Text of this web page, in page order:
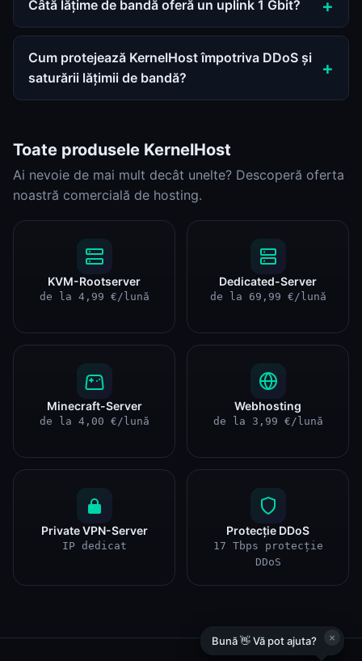
Câtă lățime de bandă oferă un uplink 1 Gbit?
Cum protejează KernelHost împotriva DDoS și
saturării lățimii de bandă?
Toate produsele KernelHost
Ai nevoie de mai mult decât unelte? Descoperă oferta
noastră comercială de hosting.
KVM-Rootserver
de la 4,99 €/lună
Dedicated-Server
de la 69,99 €/lună
Minecraft-Server
de la 4,00 €/lună
Webhosting
de la 3,99 €/lună
Private VPN-Server
IP dedicat
Protecție DDoS
17 Tbps protecție
DDoS
×
Bună 👋 Vă pot ajuta?